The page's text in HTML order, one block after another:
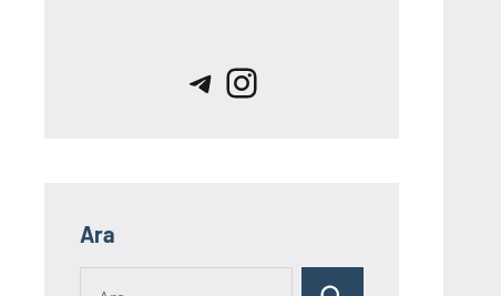
Telegram
Instagram
Ara